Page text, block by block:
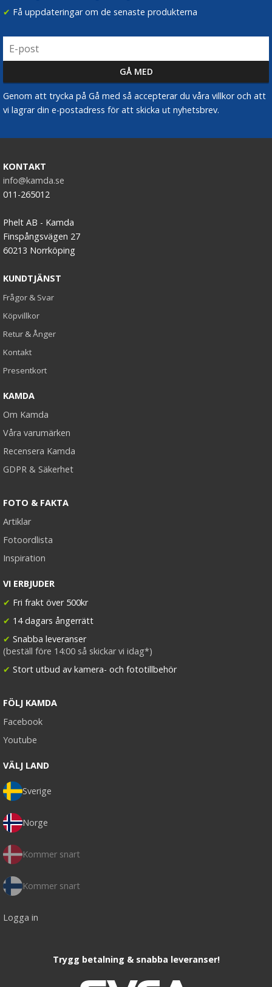
✔ Få uppdateringar om de senaste produkterna
Genom att trycka på Gå med så accepterar du våra villkor och att
vi lagrar din e-postadress för att skicka ut nyhetsbrev.
KONTAKT
info@kamda.se
011-265012
Phelt AB - Kamda
Finspångsvägen 27
60213 Norrköping
KUNDTJÄNST
Frågor & Svar
Köpvillkor
Retur & Ånger
Kontakt
Presentkort
KAMDA
Om Kamda
Våra varumärken
Recensera Kamda
GDPR & Säkerhet
FOTO & FAKTA
Artiklar
Fotoordlista
Inspiration
VI ERBJUDER
✔ Fri frakt över 500kr
✔ 14 dagars ångerrätt
✔ Snabba leveranser
(beställ före 14:00 så skickar vi idag*)
✔ Stort utbud av kamera- och fototillbehör
FÖLJ KAMDA
Facebook
Youtube
VÄLJ LAND
Sverige
Norge
Kommer snart
Kommer snart
Logga in
Trygg betalning & snabba leveranser!